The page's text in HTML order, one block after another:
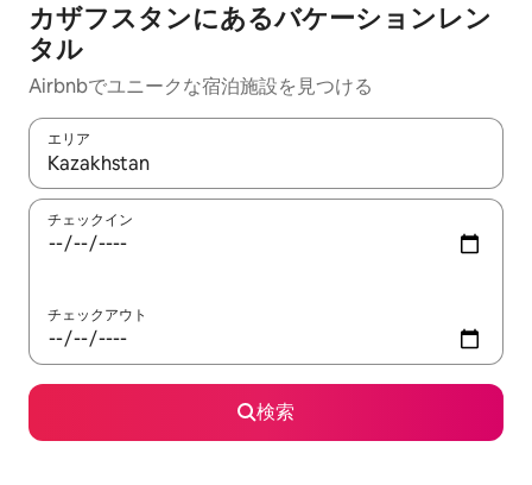
カザフスタンにあるバケーションレン
タル
Airbnbでユニークな宿泊施設を見つける
エリア
検索結果が表示されたら、上下の矢印キーを使って移動するか
チェックイン
チェックアウト
検索